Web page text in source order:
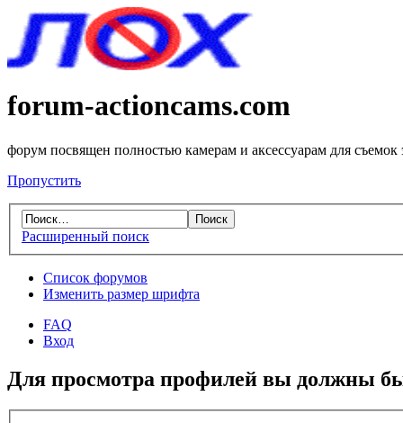
forum-actioncams.com
форум посвящен полностью камерам и аксессуарам для съемок
Пропустить
Расширенный поиск
Список форумов
Изменить размер шрифта
FAQ
Вход
Для просмотра профилей вы должны